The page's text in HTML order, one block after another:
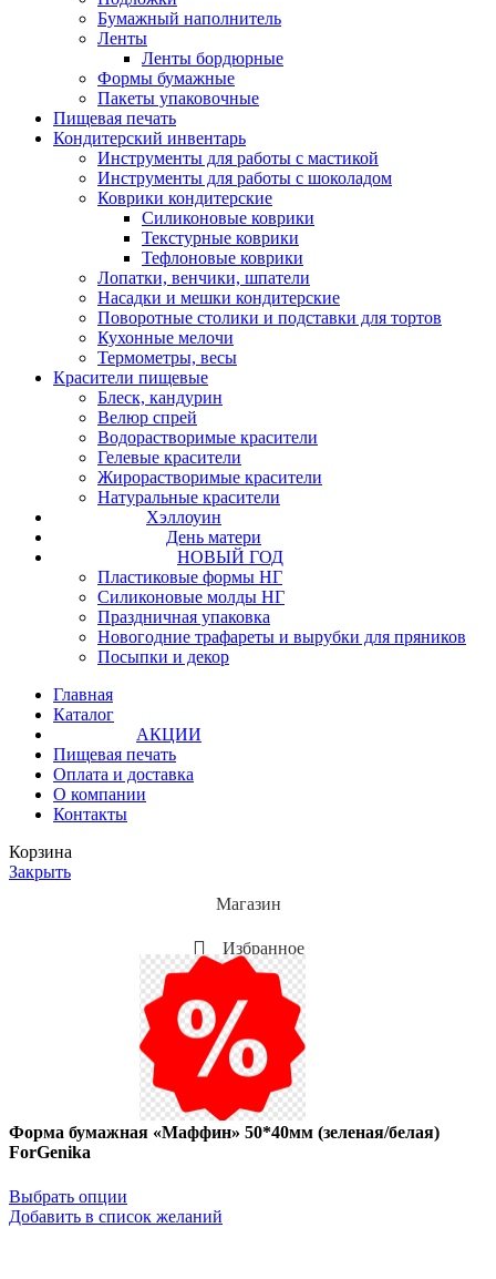
Бумажный наполнитель
Ленты
Ленты бордюрные
Формы бумажные
Пакеты упаковочные
Пищевая печать
Кондитерский инвентарь
Инструменты для работы с мастикой
Инструменты для работы с шоколадом
Коврики кондитерские
Силиконовые коврики
Текстурные коврики
Тефлоновые коврики
Лопатки, венчики, шпатели
Насадки и мешки кондитерские
Поворотные столики и подставки для тортов
Кухонные мелочи
Термометры, весы
Красители пищевые
Блеск, кандурин
Велюр спрей
Водорастворимые красители
Гелевые красители
Жирорастворимые красители
Натуральные красители
Хэллоуин
День матери
НОВЫЙ ГОД
Пластиковые формы НГ
Силиконовые молды НГ
Праздничная упаковка
Новогодние трафареты и вырубки для пряников
Посыпки и декор
Главная
Каталог
АКЦИИ
Пищевая печать
Оплата и доставка
О компании
Контакты
Корзина
Закрыть
Магазин
Избранное
Мой аккаунт
Акции
Форма бумажная «Маффин» 50*40мм (зеленая/белая)
ForGenika
Выбрать опции
Добавить в список желаний